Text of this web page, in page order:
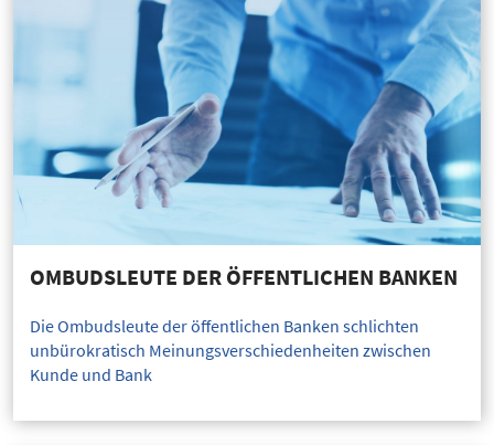
OMBUDSLEUTE DER ÖFFENTLICHEN BANKEN
Die Ombudsleute der öffentlichen Banken schlichten
unbürokratisch Meinungsverschiedenheiten zwischen
Kunde und Bank